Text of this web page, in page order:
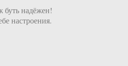
надёжен!
настроения.